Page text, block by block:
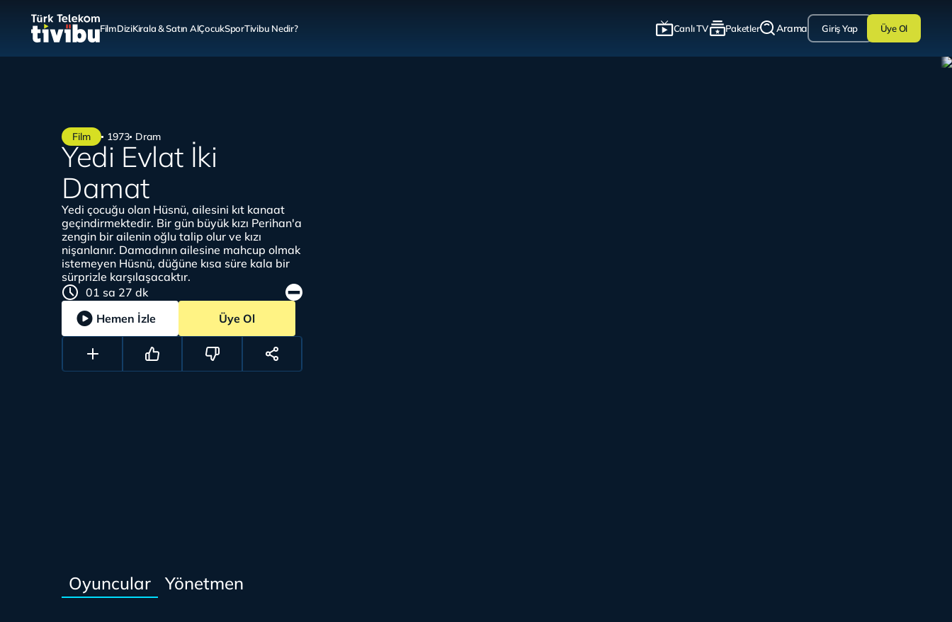
FilmDiziKirala & Satın AlÇocukSporTivibu Nedir? Canlı TV Paketler Arama Giriş Yap Üye Ol
Film 1973 Dram
Yedi Evlat İki
Damat
Yedi çocuğu olan Hüsnü, ailesini kıt kanaat
geçindirmektedir. Bir gün büyük kızı Perihan'a
zengin bir ailenin oğlu talip olur ve kızı
nişanlanır. Damadının ailesine mahcup olmak
istemeyen Hüsnü, düğüne kısa süre kala bir
sürprizle karşılaşacaktır.
01 sa 27 dk
Hemen İzle
Üye Ol
Oyuncular Yönetmen